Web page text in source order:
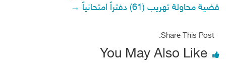
قضية محاولة تهريب (61) دفتراً امتحانياً
→
Share This Post:
You May Also Like